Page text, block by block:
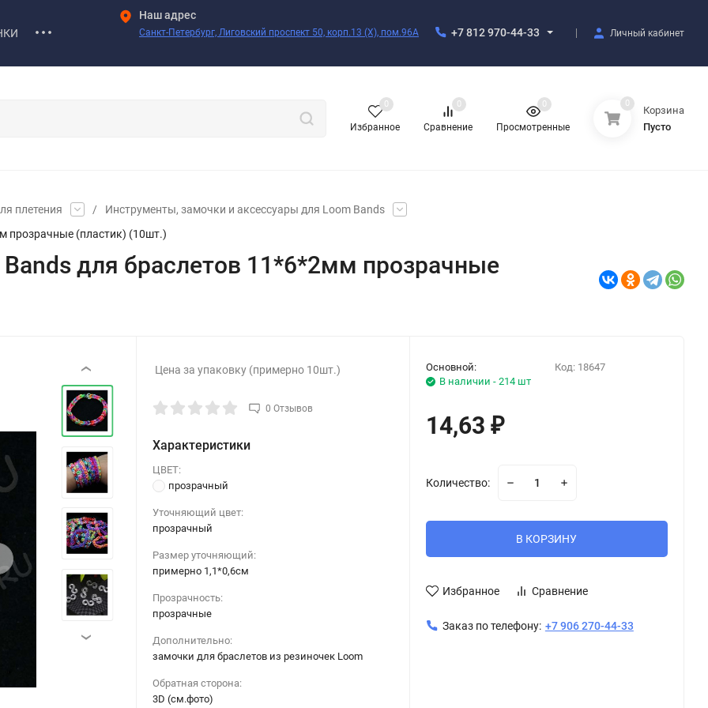
Наш адрес
Санкт-Петербург, Лиговский проспект 50, корп.13 (X), пом.96А +7 812 970-44-33 Личный кабинет
Избранное
0
Сравнение
0
Просмотренные
0 0
Корзина
Пусто
плетения /
Инструменты, замочки и аксессуары для Loom Bands
прозрачные (пластик) (10шт.)
для браслетов 11*6*2мм прозрачные
‹
›
Цена за упаковку (примерно 10шт.)
0 Отзывов
Характеристики
ЦВЕТ:
прозрачный
Уточняющий цвет:
прозрачный
Размер уточняющий:
примерно 1,1*0,6см
Прозрачность:
прозрачные
Дополнительно:
замочки для браслетов из резиночек Loom
Обратная сторона:
3D (см.фото)
Основной:
В наличии - 214 шт
Код: 18647
14,63 ₽
Количество:
В КОРЗИНУ
Избранное Сравнение
Заказ по телефону: +7 906 270-44-33